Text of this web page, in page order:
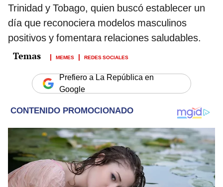
Trinidad y Tobago, quien buscó establecer un
día que reconociera modelos masculinos
positivos y fomentara relaciones saludables.
MEMES REDES SOCIALES
Prefiero a La República en
Google